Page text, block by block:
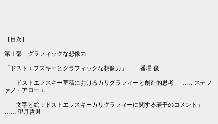
［目次］
第Ⅰ部 グラフィックな想像力
「ドストエフスキーとグラフィックな想像力」…… 番場 俊
「ドストエフスキー草稿におけるカリグラフィーと創造的思考」 …… ステフ
ァノ・アローエ
「文字と絵：ドストエフスキーカリグラフィーに関する若干のコメント」
…… 望月哲男